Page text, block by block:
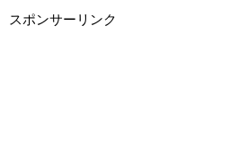
スポンサーリンク